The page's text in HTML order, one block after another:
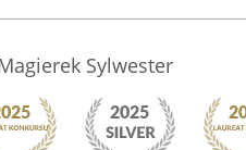
Sylwester